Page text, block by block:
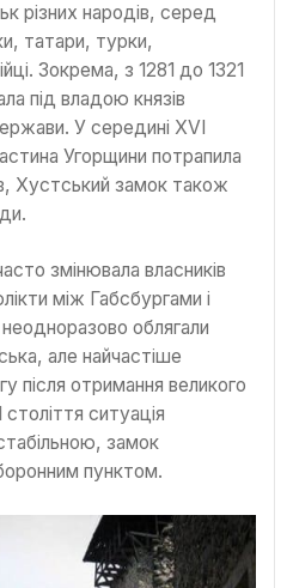
різних народів, серед
татари, турки,
Зокрема, з 1281 до 1321
під владою князів
У середині XVI
Угорщини потрапила
Хустський замок також
змінювала власників
між Габсбургами і
облягали
але найчастіше
після отримання великого
ситуація
замок
пунктом.